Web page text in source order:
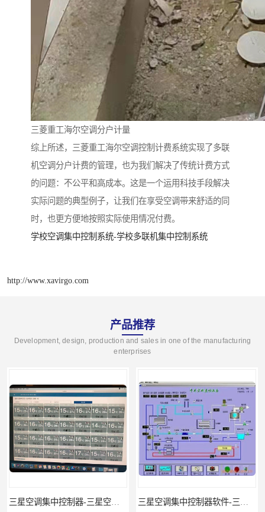
三菱重工海尔空调分户计量
综上所述，三菱重工海尔空调控制计费系统实现了多联
机空调分户计费的管理，也为我们解决了传统计费方式
的问题：不公平和高成本。这是一个运用科技手段解决
实际问题的典型例子，让我们在享受空调带来舒适的同
时，也更方便地按照实际使用情况付费。
学校空调集中控制系统-学校多联机集中控制系统
http://www.xavirgo.com
产品推荐
Development, design, production and sales in one of the manufacturing
enterprises